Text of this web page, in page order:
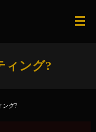
メ
ィング?
ング?